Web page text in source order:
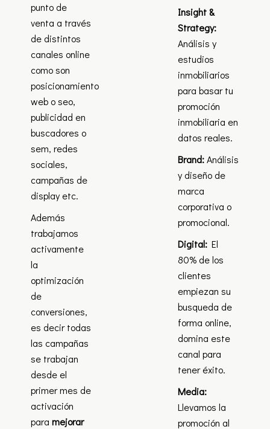
punto de
venta a través
de distintos
canales online
como son
posicionamiento
web o seo,
publicidad en
buscadores o
sem, redes
sociales,
campañas de
display etc.
Además
trabajamos
activamente
la
optimización
de
conversiones,
es decir todas
las campañas
se trabajan
desde el
primer mes de
activación
paramejorar
Insight &
Strategy:
Análisis y
estudios
inmobiliarios
para basar tu
promoción
inmobiliaria en
datos reales.
Brand:Análisis
y diseño de
marca
corporativa o
promocional.
Digital:El
80% de los
clientes
empiezan su
busqueda de
forma online,
domina este
canal para
tener éxito.
Media:
Llevamos la
promoción al